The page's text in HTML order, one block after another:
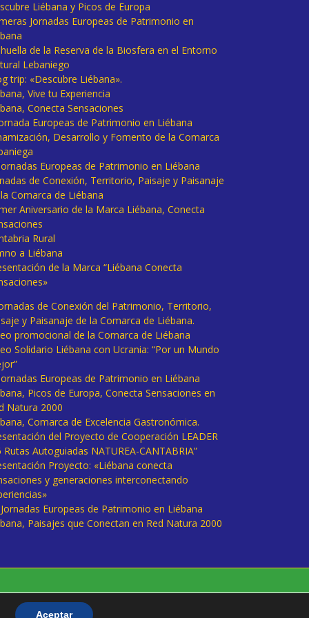
Liébana y Picos de Europa
Jornadas Europeas de Patrimonio en
de la Reserva de la Biosfera en el Entorno
Lebaniego
trip: «Descubre Liébana».
Vive tu Experiencia
Conecta Sensaciones
Europeas de Patrimonio en Liébana
Desarrollo y Fomento de la Comarca
Europeas de Patrimonio en Liébana
de Conexión, Territorio, Paisaje y Paisanaje
Comarca de Liébana
Aniversario de la Marca Liébana, Conecta
Rural
a Liébana
de la Marca “Liébana Conecta
de Conexión del Patrimonio, Territorio,
y Paisanaje de la Comarca de Liébana.
promocional de la Comarca de Liébana
Solidario Liébana con Ucrania: “Por un Mundo
Europeas de Patrimonio en Liébana
Picos de Europa, Conecta Sensaciones en
Natura 2000
Comarca de Excelencia Gastronómica.
del Proyecto de Cooperación LEADER
Rutas Autoguiadas NATUREA-CANTABRIA”
Proyecto: «Liébana conecta
y generaciones interconectando
Europeas de Patrimonio en Liébana
Paisajes que Conectan en Red Natura 2000
Aceptar